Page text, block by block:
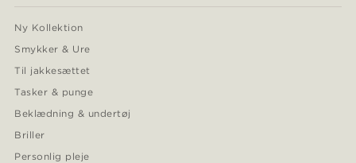
Ny Kollektion
Smykker & Ure
Til jakkesættet
Tasker & punge
Beklædning & undertøj
Briller
Personlig pleje